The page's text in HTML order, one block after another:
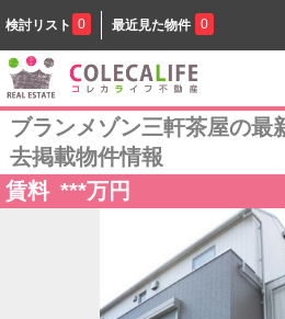
検討リスト 0 最近見た物件 0
ブランメゾン三軒茶屋の最
去掲載物件情報
賃料 ***万円